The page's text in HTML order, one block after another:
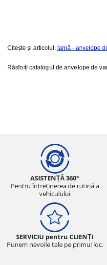
Citește și articolul: Iarnă - anvelope
Răsfoiți catalogul de anvelope de
ASISTENȚĂ 360°
Pentru întreținerea de rutină a
vehiculului
SERVICIU pentru CLIENȚI
Punem nevoile tale pe primul loc.